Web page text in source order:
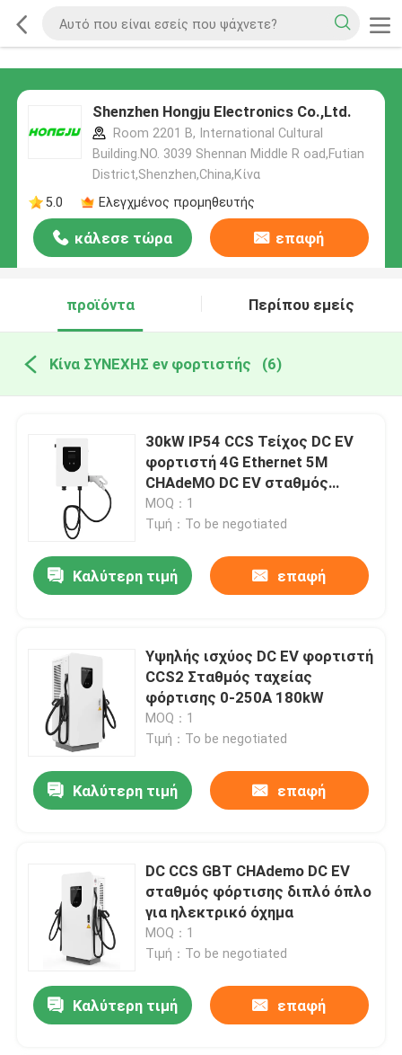
Shenzhen Hongju Electronics Co.,Ltd.
Room 2201 B, International Cultural
Building.NO. 3039 Shennan Middle R oad,Futian
District,Shenzhen,China,Κίνα
5.0
Ελεγχμένος προμηθευτής
κάλεσε τώρα επαφή
προϊόντα Περίπου εμείς
Κίνα ΣΥΝΕΧΗΣ ev φορτιστής (6)
30kW IP54 CCS Τείχος DC EV
φορτιστή 4G Ethernet 5M
CHAdeMO DC EV σταθμός
φόρτισης
MOQ：1
Τιμή：To be negotiated
Καλύτερη τιμή επαφή
Υψηλής ισχύος DC EV φορτιστή
CCS2 Σταθμός ταχείας
φόρτισης 0-250A 180kW
MOQ：1
Τιμή：To be negotiated
Καλύτερη τιμή επαφή
DC CCS GBT CHAdemo DC EV
σταθμός φόρτισης διπλό όπλο
για ηλεκτρικό όχημα
MOQ：1
Τιμή：To be negotiated
Καλύτερη τιμή επαφή